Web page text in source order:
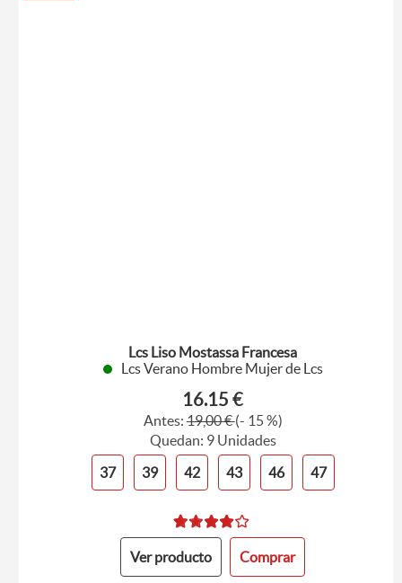
Lcs Liso Mostassa Francesa
Lcs Verano Hombre Mujer de Lcs
16.15 €
Antes:19,00 €(- 15 %)
Quedan: 9 Unidades
37
39 42 43 46 47
Ver producto Comprar